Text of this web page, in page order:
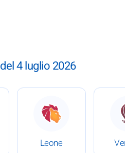
4 luglio 2026
completo del 4 luglio 2026
Leone
: Oroscopo completo